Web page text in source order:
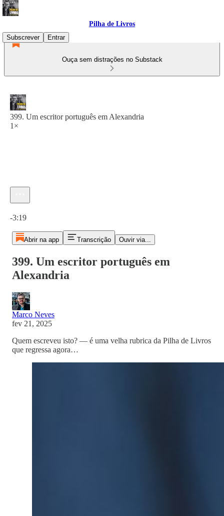
Pilha de Livros
Subscrever
Entrar
Ouça sem distrações no Substack
399. Um escritor português em Alexandria
1×
-3:19
Abrir na app Transcrição Ouvir via...
399. Um escritor português em
Alexandria
Marco Neves
fev 21, 2025
Quem escreveu isto? — é uma velha rubrica da Pilha de Livros
que regressa agora…